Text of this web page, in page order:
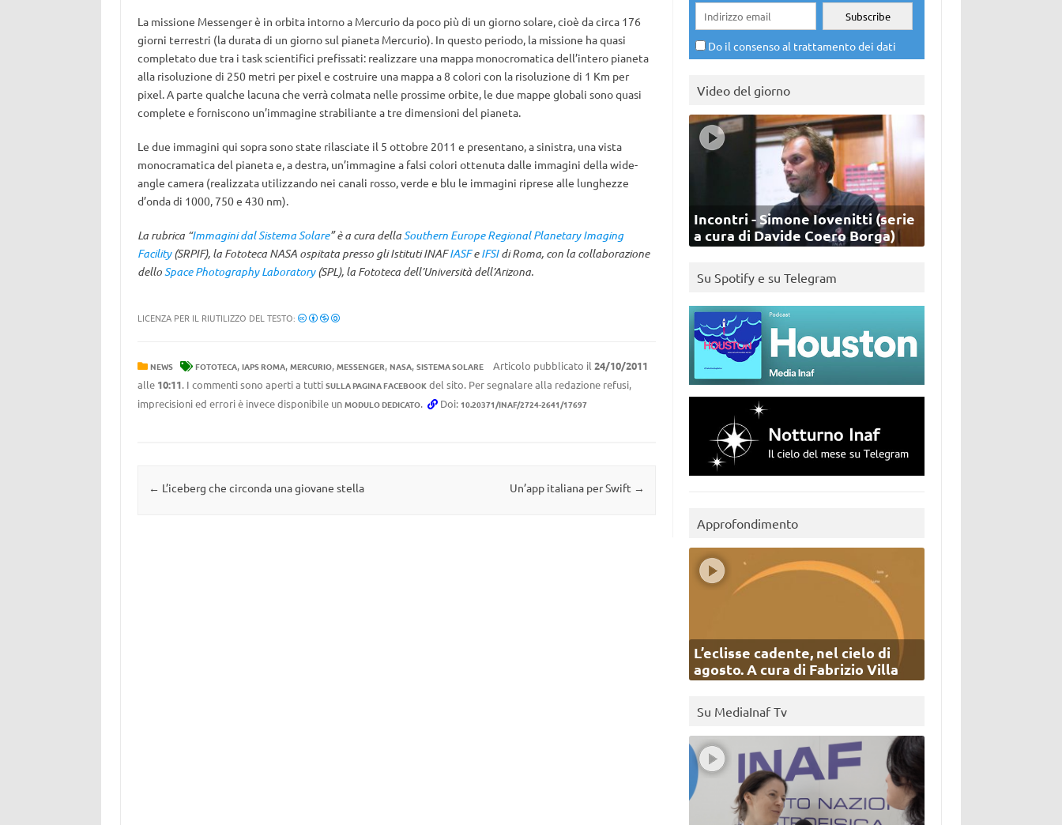
La missione Messenger è in orbita intorno a Mercurio da poco più di un giorno solare, cioè da circa 176
giorni terrestri (la durata di un giorno sul pianeta Mercurio). In questo periodo, la missione ha quasi
completato due tra i task scientifici prefissati: realizzare una mappa monocromatica dell’intero pianeta
alla risoluzione di 250 metri per pixel e costruire una mappa a 8 colori con la risoluzione di 1 Km per
pixel. A parte qualche lacuna che verrà colmata nelle prossime orbite, le due mappe globali sono quasi
complete e forniscono un’immagine strabiliante a tre dimensioni del pianeta.
Le due immagini qui sopra sono state rilasciate il 5 ottobre 2011 e presentano, a sinistra, una vista
monocramatica del pianeta e, a destra, un’immagine a falsi colori ottenuta dalle immagini della wide-
angle camera (realizzata utilizzando nei canali rosso, verde e blu le immagini riprese alle lunghezze
d’onda di 1000, 750 e 430 nm).
La rubrica “Immagini dal Sistema Solare”è a cura dellaSouthern Europe Regional Planetary Imaging
Facility(SRPIF), la Fototeca NASA ospitata presso gli Istituti INAFIASFeIFSIdi Roma, con la collaborazione
delloSpace Photography Laboratory(SPL), la Fototeca dell’Università dell’Arizona.
LICENZA PER IL RIUTILIZZO DEL TESTO:
NEWS FOTOTECA, IAPS ROMA, MERCURIO, MESSENGER, NASA, SISTEMA SOLARE Articolo pubblicato il 24/10/2011
alle 10:11. I commenti sono aperti a tutti SULLA PAGINA FACEBOOKdel sito. Per segnalare alla redazione refusi,
imprecisioni ed errori è invece disponibile un MODULO DEDICATO. Doi: 10.20371/INAF/2724-2641/17697
Navigazione articolo
← L’iceberg che circonda una giovane stella Un’app italiana per Swift →
Do il consenso al trattamento dei dati
Video del giorno
Incontri - Simone Iovenitti (serie
a cura di Davide Coero Borga)
Su Spotify e su Telegram
Approfondimento
L’eclisse cadente, nel cielo di
agosto. A cura di Fabrizio Villa
Su MediaInaf Tv